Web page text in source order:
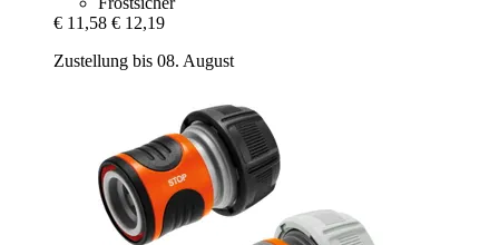
€ 11,58 € 12,19
Zustellung bis 08. August